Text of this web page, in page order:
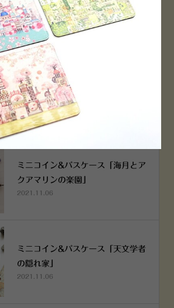
PEN！
2022.12.05
空想街雑貨店《吉祥寺本店》４月２
５日OPEN!
2022.03.29
ミニコイン&パスケース「海月とア
クアマリンの楽園」
2021.11.06
ミニコイン&パスケース「天文学者
の隠れ家」
2021.11.06